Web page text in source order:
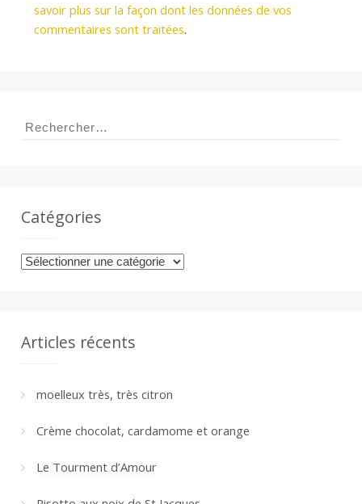
savoir plus sur la façon dont les données de vos
commentaires sont traitées.
Rechercher :
Catégories
Catégories
Articles récents
moelleux très, très citron
Crème chocolat, cardamome et orange
Le Tourment d’Amour